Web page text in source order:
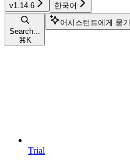
v1.14.6 한국어
Search...
⌘ K
어시스턴트에게 묻기
Trial